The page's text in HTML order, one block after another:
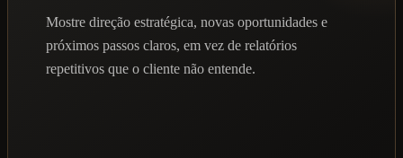
Mostre direção estratégica, novas oportunidades e
próximos passos claros, em vez de relatórios
repetitivos que o cliente não entende.